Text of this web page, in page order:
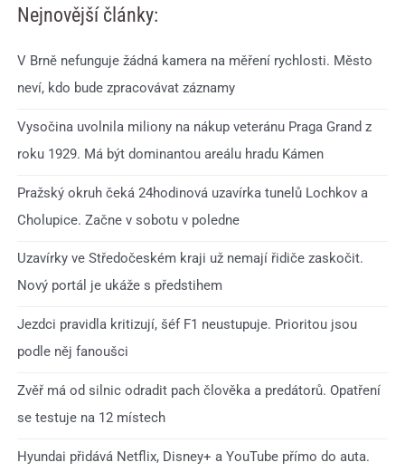
Nejnovější články:
V Brně nefunguje žádná kamera na měření rychlosti. Město
neví, kdo bude zpracovávat záznamy
Vysočina uvolnila miliony na nákup veteránu Praga Grand z
roku 1929. Má být dominantou areálu hradu Kámen
Pražský okruh čeká 24hodinová uzavírka tunelů Lochkov a
Cholupice. Začne v sobotu v poledne
Uzavírky ve Středočeském kraji už nemají řidiče zaskočit.
Nový portál je ukáže s předstihem
Jezdci pravidla kritizují, šéf F1 neustupuje. Prioritou jsou
podle něj fanoušci
Zvěř má od silnic odradit pach člověka a predátorů. Opatření
se testuje na 12 místech
Hyundai přidává Netflix, Disney+ a YouTube přímo do auta.